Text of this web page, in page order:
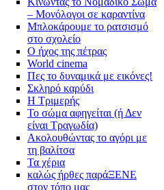
– Μονόλογοι σε καραντίνα
Μπλοκάρουμε το ρατσισμό
στο σχολείο
Ο ήχος της πέτρας
World cinema
Πες το δυναμικά με εικόνες!
Σκληρό καρύδι
Η Τριμερής
Το σώμα αφηγείται (ή Δεν
είναι Τραγωδία)
Ακολουθώντας το αγόρι με
τη βαλίτσα
Τα χέρια
καλώς ήρθες παράΞΕΝΕ
στον τόπο μας